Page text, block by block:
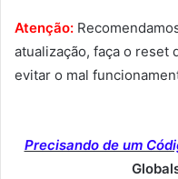
Atenção:
atualização, faça o reset
evitar o mal
Precisando de um